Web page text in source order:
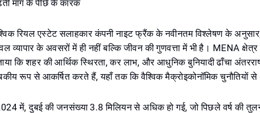
मांग के पीछे के कारक
रियल एस्टेट सलाहकार कंपनी नाइट फ्रैंक के नवीनतम विश्लेषण के
व्यापार के अवसरों में ही नहीं बल्कि जीवन की गुणवत्ता में भी है। MENA
कि शहर की आर्थिक स्थिरता, कर लाभ, और आधुनिक बुनियादी ढाँचा
रूप से आकर्षित करते हैं, यहाँ तक कि वैश्विक मैक्रोइकोनॉमिक चुनौतियों से
में, दुबई की जनसंख्या 3.8 मिलियन से अधिक हो गई, जो पिछले वर्ष की